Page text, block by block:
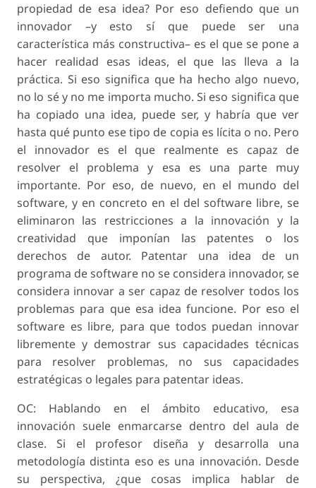
propiedad de esa idea? Por eso defiendo que un
innovador –y esto sí que puede ser una
característica más constructiva– es el que se pone a
hacer realidad esas ideas, el que las lleva a la
práctica. Si eso significa que ha hecho algo nuevo,
no lo sé y no me importa mucho. Si eso significa que
ha copiado una idea, puede ser, y habría que ver
hasta qué punto ese tipo de copia es lícita o no. Pero
el innovador es el que realmente es capaz de
resolver el problema y esa es una parte muy
importante. Por eso, de nuevo, en el mundo del
software, y en concreto en el del software libre, se
eliminaron las restricciones a la innovación y la
creatividad que imponían las patentes o los
derechos de autor. Patentar una idea de un
programa de software no se considera innovador, se
considera innovar a ser capaz de resolver todos los
problemas para que esa idea funcione. Por eso el
software es libre, para que todos puedan innovar
libremente y demostrar sus capacidades técnicas
para resolver problemas, no sus capacidades
estratégicas o legales para patentar ideas.
OC: Hablando en el ámbito educativo, esa
innovación suele enmarcarse dentro del aula de
clase. Si el profesor diseña y desarrolla una
metodología distinta eso es una innovación. Desde
su perspectiva, ¿que cosas implica hablar de